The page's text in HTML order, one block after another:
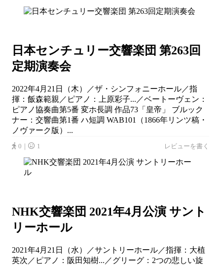
日本センチュリー交響楽団 第263回
定期演奏会
2022年4月21日（木）／ザ・シンフォニーホール／指
揮：飯森範親／ピアノ：上原彩子...／ベートーヴェン：
ピアノ協奏曲第5番 変ホ長調 作品73「皇帝」 ブルック
ナー：交響曲第1番 ハ短調 WAB101（1866年リンツ稿・
ノヴァーク版）...
0｜ 1 レビューを書く
NHK交響楽団 2021年4⽉公演 サント
リーホール
2021年4月21日（水）／サントリーホール／指揮：大植
英次／ピアノ：阪田知樹...／グリーグ：2つの悲しい旋